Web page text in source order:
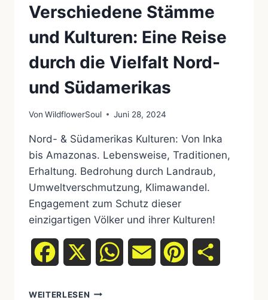
Verschiedene Stämme
und Kulturen: Eine Reise
durch die Vielfalt Nord-
und Südamerikas
Von WildflowerSoul Juni 28, 2024
Nord- & Südamerikas Kulturen: Von Inka
bis Amazonas. Lebensweise, Traditionen,
Erhaltung. Bedrohung durch Landraub,
Umweltverschmutzung, Klimawandel.
Engagement zum Schutz dieser
einzigartigen Völker und ihrer Kulturen!
Facebook WhatsAppEmail Pinterest
WEITERLESEN VERSCHIEDENE